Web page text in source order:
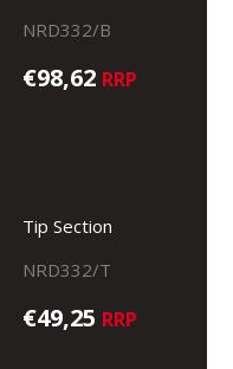
NRD332/B
€98,62 RRP
Tip Section
NRD332/T
€49,25 RRP